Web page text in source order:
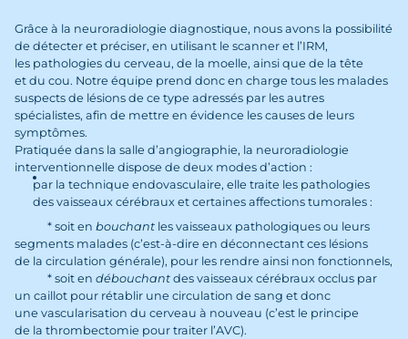
Grâce à la neuroradiologie diagnostique, nous avons la possibilité
de détecter et préciser, en utilisant le scanner et l’IRM,
les pathologies du cerveau, de la moelle, ainsi que de la tête
et du cou. Notre équipe prend donc en charge tous les malades
suspects de lésions de ce type adressés par les autres
spécialistes, afin de mettre en évidence les causes de leurs
symptômes.
Pratiquée dans la salle d’angiographie, la neuroradiologie
interventionnelle dispose de deux modes d’action :
par la technique endovasculaire, elle traite les pathologies
des vaisseaux cérébraux et certaines affections tumorales :
* soit en bouchant les vaisseaux pathologiques ou leurs
segments malades (c’est-à-dire en déconnectant ces lésions
de la circulation générale), pour les rendre ainsi non fonctionnels,
* soit en débouchant des vaisseaux cérébraux occlus par
un caillot pour rétablir une circulation de sang et donc
une vascularisation du cerveau à nouveau (c’est le principe
de la thrombectomie pour traiter l’AVC).